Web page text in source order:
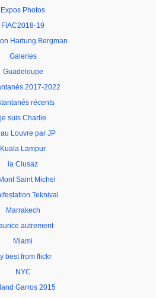
Expos Photos
FIAC2018-19
Hartung Bergman
Galeries
Guadeloupe
2017-2022
récents
je suis Charlie
Louvre par JP
Kuala Lampur
la Clusaz
Saint Michel
Teknival
Marrakech
autrement
Miami
best from flickr
NYC
Garros 2015